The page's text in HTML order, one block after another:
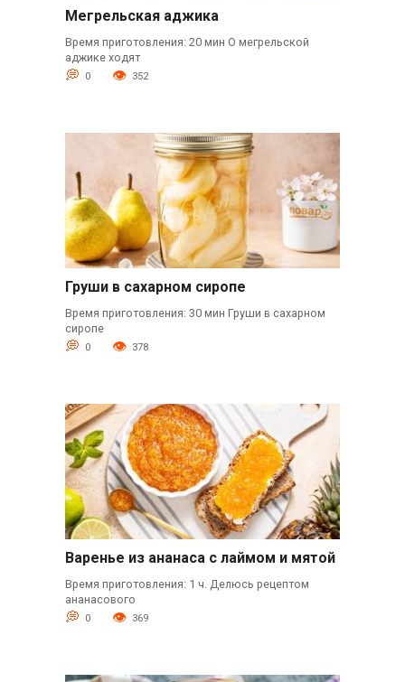
Мегрельская аджика
Время приготовления: 20 мин О мегрельской
аджике ходят
0 352
Груши в сахарном сиропе
Время приготовления: 30 мин Груши в сахарном
сиропе
0 378
Варенье из ананаса с лаймом и мятой
Время приготовления: 1 ч. Делюсь рецептом
ананасового
0 369